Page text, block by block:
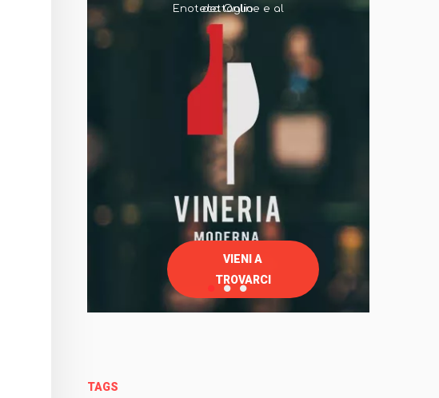
Enoteca Online e al dettaglio
VIENI A
TROVARCI
TAGS